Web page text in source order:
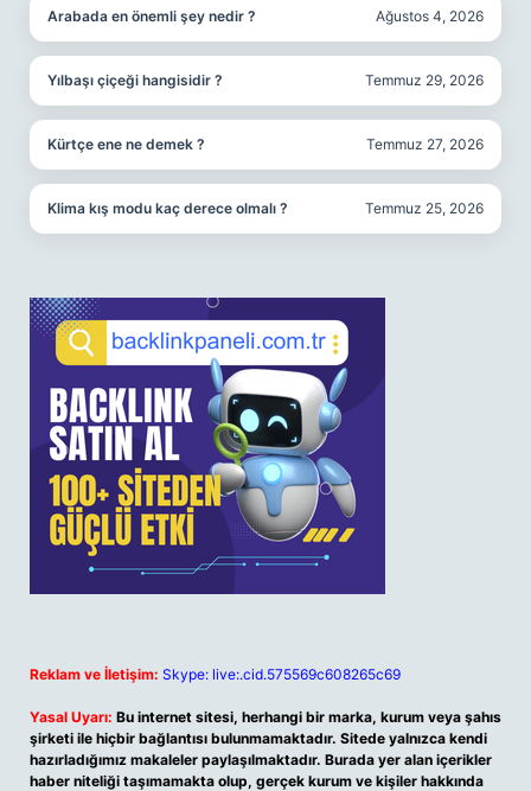
Arabada en önemli şey nedir ? Ağustos 4, 2026
Yılbaşı çiçeği hangisidir ? Temmuz 29, 2026
Kürtçe ene ne demek ? Temmuz 27, 2026
Klima kış modu kaç derece olmalı ? Temmuz 25, 2026
Reklam ve İletişim: Skype: live:.cid.575569c608265c69
Yasal Uyarı: Bu internet sitesi, herhangi bir marka, kurum veya şahıs
şirketi ile hiçbir bağlantısı bulunmamaktadır. Sitede yalnızca kendi
hazırladığımız makaleler paylaşılmaktadır. Burada yer alan içerikler
haber niteliği taşımamakta olup, gerçek kurum ve kişiler hakkında